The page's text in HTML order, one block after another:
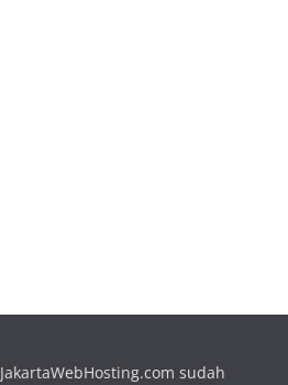
JakartaWebHosting.com sudah